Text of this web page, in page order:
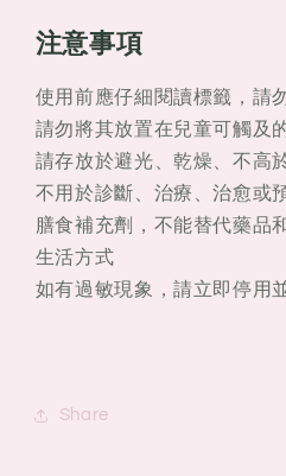
注意事項
使用前應仔細閱讀標籤，請
請勿將其放置在兒童可觸及
請存放於避光、乾燥、不高
不用於診斷、治療、治愈或
膳食補充劑，不能替代藥品
生活方式
如有過敏現象，請立即停用
Share